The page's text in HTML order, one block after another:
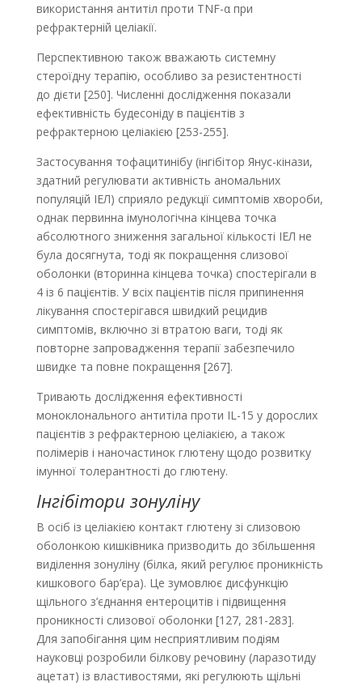
використання антитіл проти TNF-α при
рефрактерній целіакії.
Перспективною також вважають системну
стероїдну терапію, особливо за резистентності
до дієти [250]. Численні дослідження показали
ефективність будесоніду в пацієнтів з
рефрактерною целіакією [253-255].
Застосування тофацитинібу (інгібітор Янус-кінази,
здатний регулювати активність аномальних
популяцій IEЛ) сприяло редукції симптомів хвороби,
однак первинна імунологічна кінцева точка
абсолютного зниження загальної кількості ІЕЛ не
була досягнута, тоді як покращення слизової
оболонки (вторинна кінцева точка) спостерігали в
4 із 6 пацієнтів. У всіх пацієнтів після припинення
лікування спостерігався швидкий рецидив
симптомів, включно зі втратою ваги, тоді як
повторне запровадження терапії забезпечило
швидке та повне покращення [267].
Тривають дослідження ефективності
моноклонального антитіла проти IL-15 у дорослих
пацієнтів з рефрактерною целіакією, а також
полімерів і наночастинок глютену щодо розвитку
імунної толерантності до глютену.
Інгібітори зонуліну
В осіб із целіакією контакт глютену зі слизовою
оболонкою кишківника призводить до збільшення
виділення зонуліну (білка, який регулює проникність
кишкового бар’єра). Це зумовлює дисфункцію
щільного з’єднання ентероцитів і підвищення
проникності слизової оболонки [127, 281-283].
Для запобігання цим несприятливим подіям
науковці розробили білкову речовину (ларазотиду
ацетат) із властивостями, які регулюють щільні